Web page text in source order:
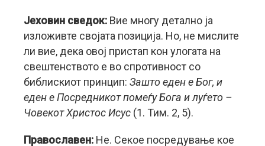
Јеховин сведок: Вие многу детално ја
изложивте својата позиција. Но, не мислите
ли вие, дека овој пристап кон улогата на
свештенството е во спротивност со
библискиот принцип: Зашто еден е Бог, и
еден е Посредникот помеѓу Бога и луѓето –
Човекот Христос Исус (1. Тим. 2, 5).
Православен: Не. Секое посредување кое